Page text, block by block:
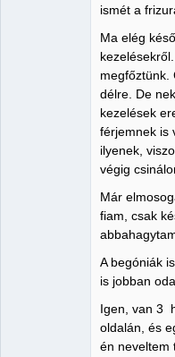
ismét a
Ma elég
megfőztünk.
délre. De
kezelések
férjemnek is
ilyenek,
végig
Már
fiam, csak
A begóniák
is jobban
Igen, van 3
oldalán, és
én neveltem